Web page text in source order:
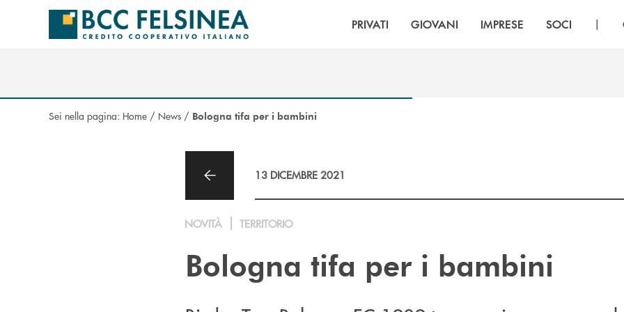
Salta al contenuto principale
PRIVATI GIOVANI IMPRESE SOCI |
Sei nella pagina: Home / News / Bologna tifa per i bambini
13 DICEMBRE 2021
NOVITÀ TERRITORIO
Bologna tifa per i bambini